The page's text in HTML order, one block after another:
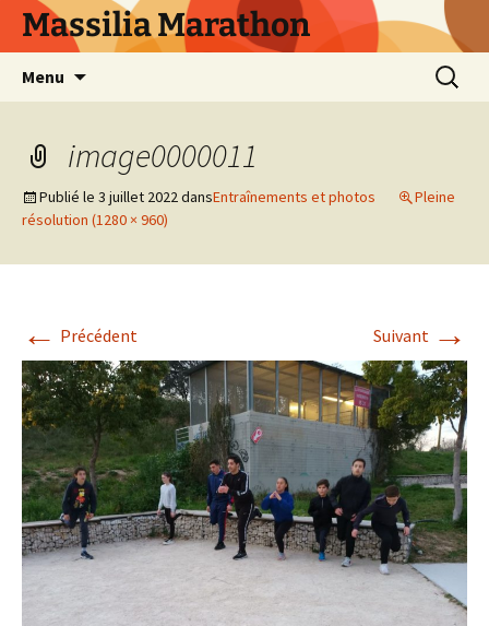
AllerMassilia Marathon
Menu
image0000011
Publié le 3 juillet 2022dansEntraînements et photos
Pleine
résolution (1280 × 960)
← Précédent Suivant →